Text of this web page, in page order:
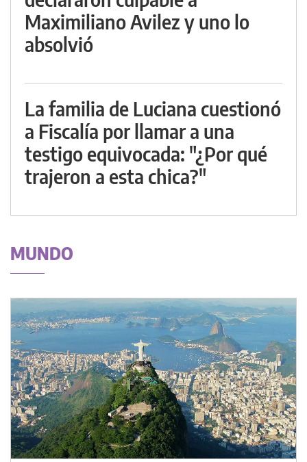
Maximiliano Avilez y uno lo
absolvió
La familia de Luciana cuestionó
a Fiscalía por llamar a una
testigo equivocada: "¿Por qué
trajeron a esta chica?"
MUNDO